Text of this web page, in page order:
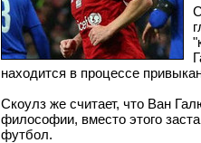
находится в процессе
Скоулз же считает, что Ван
философии, вместо этого
футбол.